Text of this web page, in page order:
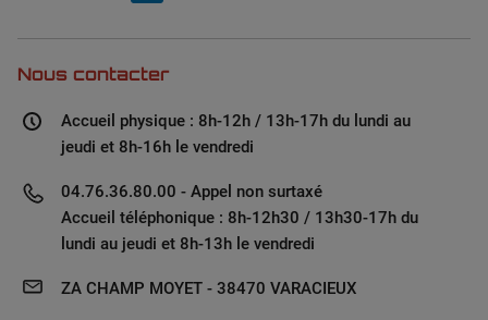
Nous contacter
Accueil physique : 8h-12h / 13h-17h du lundi au
jeudi et 8h-16h le vendredi
04.76.36.80.00 - Appel non surtaxé
Accueil téléphonique : 8h-12h30 / 13h30-17h du
lundi au jeudi et 8h-13h le vendredi
ZA CHAMP MOYET - 38470 VARACIEUX